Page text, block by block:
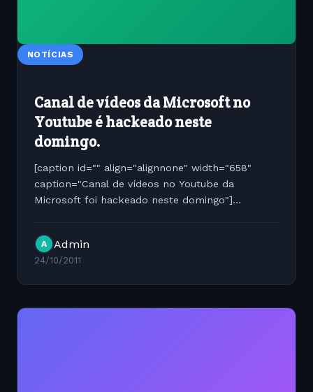
NOTÍCIAS
Canal de vídeos da Microsoft no
Youtube é hackeado neste
domingo.
[caption id="" align="alignnone" width="658"
caption="Canal de vídeos no Youtube da
Microsoft foi hackeado neste domingo"]
oficiais incluindo campanhas...
A Admin
24/10/2011